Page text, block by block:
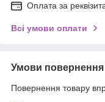
Оплата за
Всі умови оплати
Умови повернення
Повернення товару